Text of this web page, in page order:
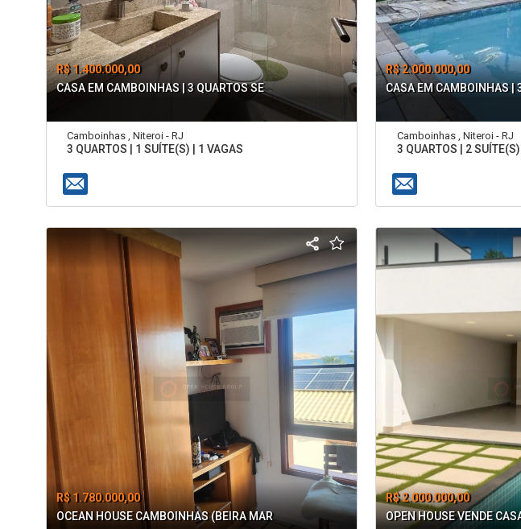
R$ 1.400.000,00
CASA EM CAMBOINHAS | 3 QUARTOS SE
Camboinhas , Niteroi - RJ
3 QUARTOS | 1 SUÍTE(S) | 1 VAGAS
R$ 2.000.000,00
CASA EM CAMBOINHAS |
Camboinhas , Niteroi - RJ
3 QUARTOS | 2
R$ 1.780.000,00
OCEAN HOUSE CAMBOINHAS (BEIRA MAR
R$ 2.000.000,00
OPEN HOUSE VENDE